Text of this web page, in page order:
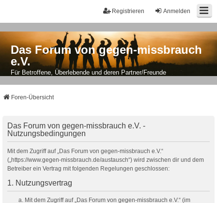
Anmelden
Registrieren
Das Forum von gegen-missbrauch
e.V.
Für Betroffene, Überlebende und deren Partner/Freunde
Foren-Übersicht
Das Forum von gegen-missbrauch e.V. -
Nutzungsbedingungen
Mit dem Zugriff auf „Das Forum von gegen-missbrauch e.V.“
(„https://www.gegen-missbrauch.de/austausch“) wird zwischen dir und dem
Betreiber ein Vertrag mit folgenden Regelungen geschlossen:
1. Nutzungsvertrag
Mit dem Zugriff auf „Das Forum von gegen-missbrauch e.V.“ (im